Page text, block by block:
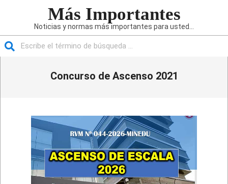
Más Importantes
Noticias y normas más importantes para usted...
Concurso de Ascenso 2021